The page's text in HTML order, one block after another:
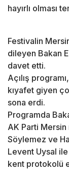
hayırlı olması
Festivalin
dileyen Bakan
davet etti.
Açılış
kıyafet giyen
sona erdi.
Programda
AK Parti Mersin
Söylemez ve
Levent Uysal
kent protokolü